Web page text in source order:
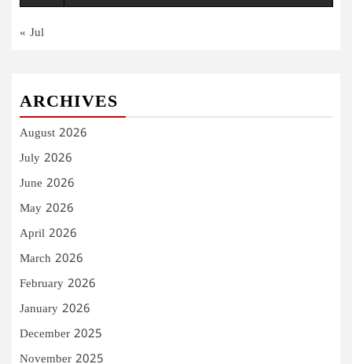
« Jul
ARCHIVES
August 2026
July 2026
June 2026
May 2026
April 2026
March 2026
February 2026
January 2026
December 2025
November 2025